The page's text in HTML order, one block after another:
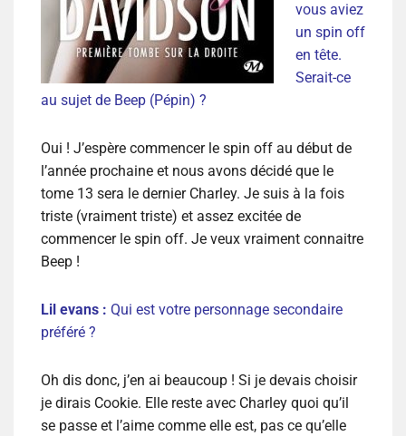
vous aviez
un spin off
en tête.
Serait-ce
au sujet de Beep (Pépin) ?
Oui ! J’espère commencer le spin off au début de
l’année prochaine et nous avons décidé que le
tome 13 sera le dernier Charley. Je suis à la fois
triste (vraiment triste) et assez excitée de
commencer le spin off. Je veux vraiment connaitre
Beep !
Lil evans : Qui est votre personnage secondaire
préféré ?
Oh dis donc, j’en ai beaucoup ! Si je devais choisir
je dirais Cookie. Elle reste avec Charley quoi qu’il
se passe et l’aime comme elle est, pas ce qu’elle